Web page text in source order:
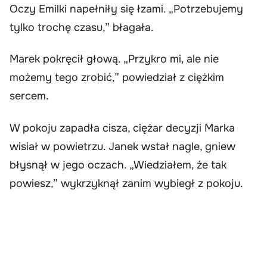
Oczy Emilki napełniły się łzami. „Potrzebujemy
tylko trochę czasu,” błagała.
Marek pokręcił głową. „Przykro mi, ale nie
możemy tego zrobić,” powiedział z ciężkim
sercem.
W pokoju zapadła cisza, ciężar decyzji Marka
wisiał w powietrzu. Janek wstał nagle, gniew
błysnął w jego oczach. „Wiedziałem, że tak
powiesz,” wykrzyknął zanim wybiegł z pokoju.